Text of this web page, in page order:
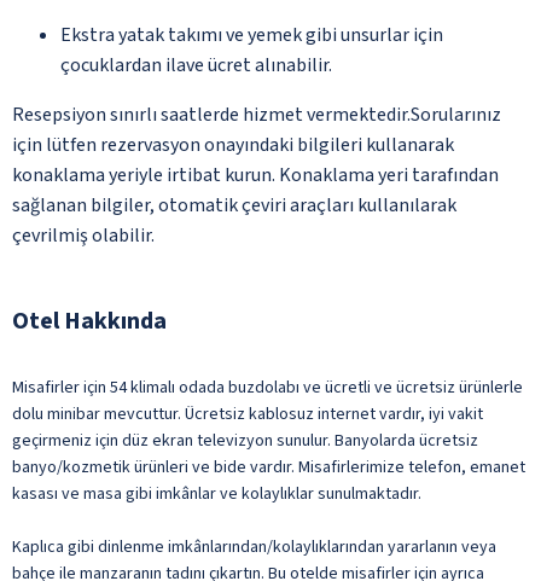
Ekstra yatak takımı ve yemek gibi unsurlar için
çocuklardan ilave ücret alınabilir.
Resepsiyon sınırlı saatlerde hizmet vermektedir.Sorularınız
için lütfen rezervasyon onayındaki bilgileri kullanarak
konaklama yeriyle irtibat kurun. Konaklama yeri tarafından
sağlanan bilgiler, otomatik çeviri araçları kullanılarak
çevrilmiş olabilir.
Otel Hakkında
Misafirler için 54 klimalı odada buzdolabı ve ücretli ve ücretsiz ürünlerle
dolu minibar mevcuttur. Ücretsiz kablosuz internet vardır, iyi vakit
geçirmeniz için düz ekran televizyon sunulur. Banyolarda ücretsiz
banyo/kozmetik ürünleri ve bide vardır. Misafirlerimize telefon, emanet
kasası ve masa gibi imkânlar ve kolaylıklar sunulmaktadır.
Kaplıca gibi dinlenme imkânlarından/kolaylıklarından yararlanın veya
bahçe ile manzaranın tadını çıkartın. Bu otelde misafirler için ayrıca